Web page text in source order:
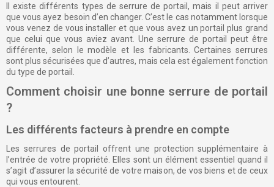
Il existe différents types de serrure de portail, mais il peut arriver
que vous ayez besoin d’en changer. C’est le cas notamment lorsque
vous venez de vous installer et que vous avez un portail plus grand
que celui que vous aviez avant. Une serrure de portail peut être
différente, selon le modèle et les fabricants. Certaines serrures
sont plus sécurisées que d’autres, mais cela est également fonction
du type de portail.
Comment choisir une bonne serrure de portail
?
Les différents facteurs à prendre en compte
Les serrures de portail offrent une protection supplémentaire à
l’entrée de votre propriété. Elles sont un élément essentiel quand il
s’agit d’assurer la sécurité de votre maison, de vos biens et de ceux
qui vous entourent.